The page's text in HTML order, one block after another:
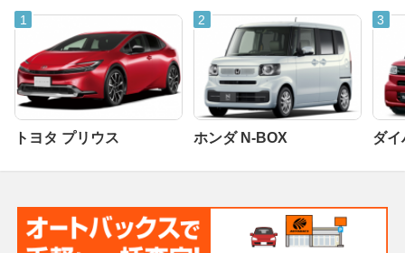
トヨタ プリウス ホンダ N-BOX ダイ